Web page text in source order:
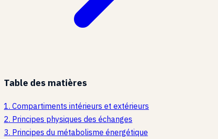
Table des matières
1. Compartiments intérieurs et extérieurs
2. Principes physiques des échanges
3. Principes du métabolisme énergétique